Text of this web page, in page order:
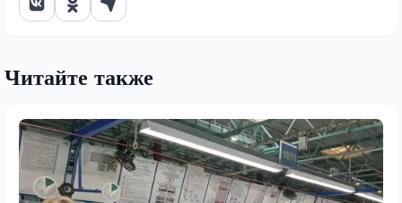
Читайте также